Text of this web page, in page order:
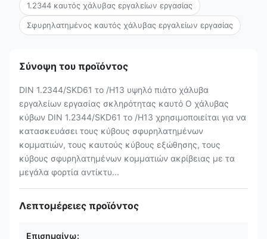
1.2344 καυτός χάλυβας εργαλείων εργασίας
Σφυρηλατημένος καυτός χάλυβας εργαλείων εργασίας
Σύνοψη του προϊόντος
DIN 1.2344/SKD61 το /H13 υψηλό πιάτο χάλυβα
εργαλείων εργασίας σκληρότητας καυτό Ο χάλυβας
κύβων DIN 1.2344/SKD61 το /H13 χρησιμοποιείται για να
κατασκευάσει τους κύβους σφυρηλατημένων
κομματιών, τους καυτούς κύβους εξώθησης, τους
κύβους σφυρηλατημένων κομματιών ακρίβειας με τα
μεγάλα φορτία αντίκτυ...
Λεπτομέρειες προϊόντος
Επισημαίνω: